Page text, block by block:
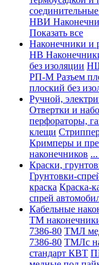
НВИ
Показать все
Наконечники и
НВ
без изоляции
РП-М Разъем
плоский без
Ручной,
Отвертки и
перфораторы,
клещи
Кримперы и
наконечников
Краски,
Грунтовки-
краска Краска-
спрей
Кабельные
ТМ
7386-80 ТМЛ
7386-80 ТМЛс
стандарт КВТ